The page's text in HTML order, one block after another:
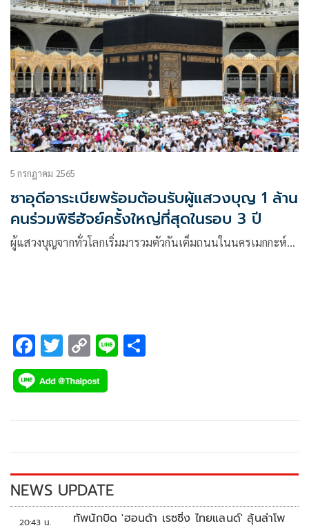
5 กรกฎาคม 2565
ซาอุดีอาระเบียพร้อมต้อนรับผู้แสวงบุญ 1 ล้าน
คนร่วมพิธีฮัจย์ครั้งใหญ่ที่สุดในรอบ 3 ปี
ผู้แสวงบุญจากทั่วโลกเริ่มมารวมตัวกันเต็มถนนในนครเมกกะห์…
F
ac
e
k
T
wi
tt
C
o
p
k
Li
NEWS UPDATE
20:43 น.
ทัพนักบิด 'ฮอนด้า เรซซิ่ง ไทยแลนด์' ลุ้นล่าโพ